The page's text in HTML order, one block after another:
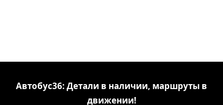
Автобус36: Детали в наличии, маршруты в
движении!